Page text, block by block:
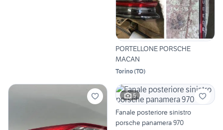
PORTELLONE PORSCHE
MACAN
Torino(TO)
5
Fanale posteriore sinistro
porsche panamera 970